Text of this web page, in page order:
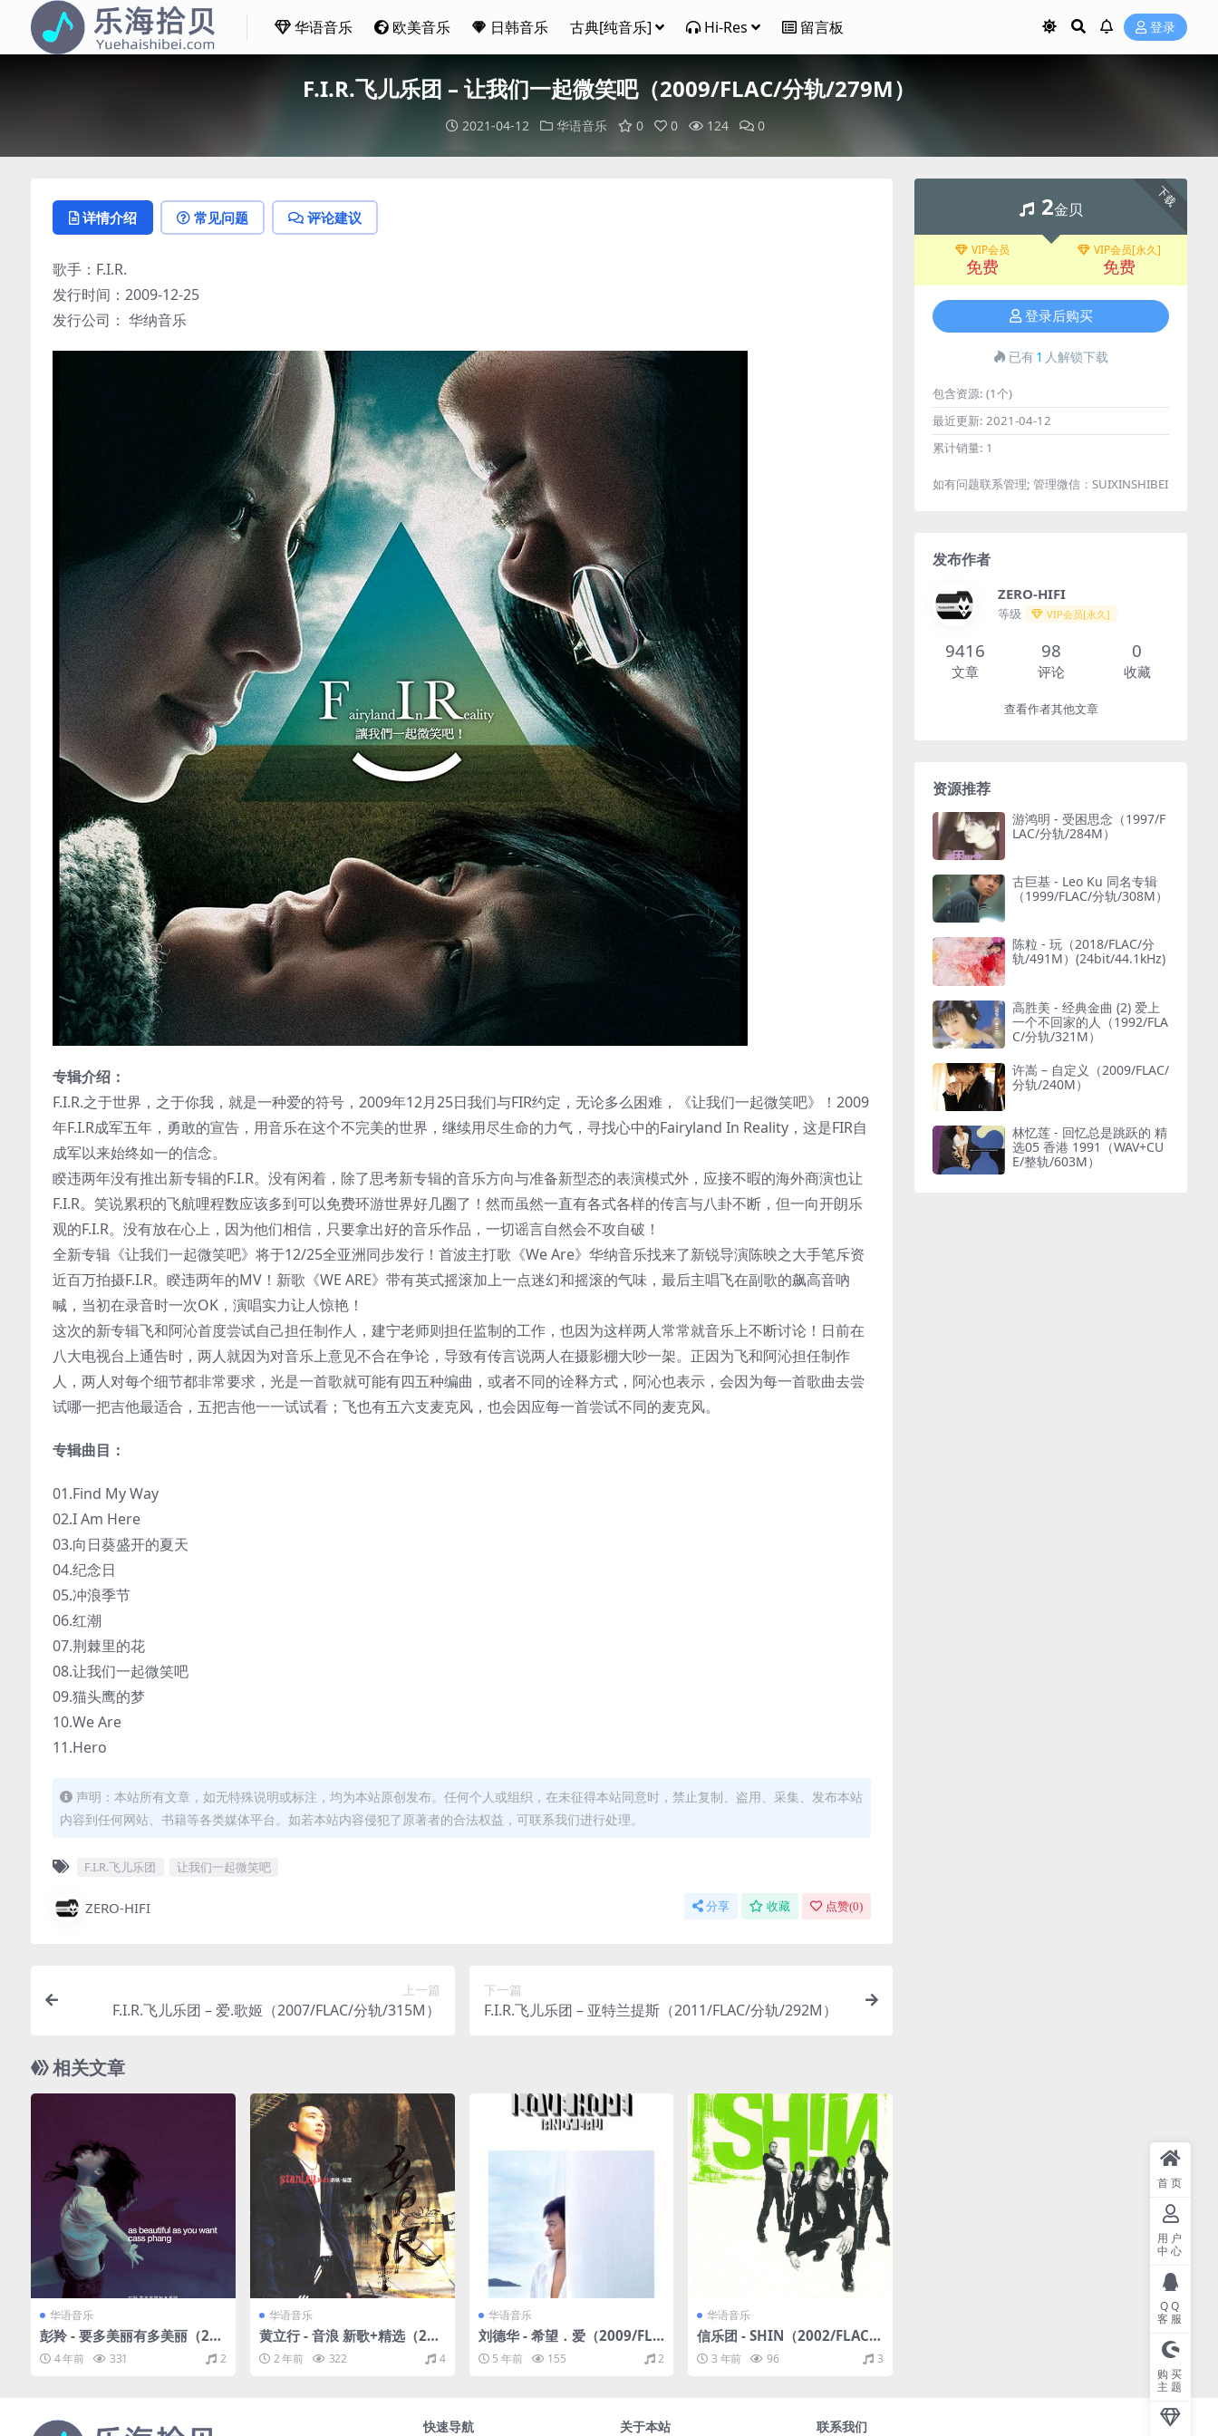
华语音乐 欧美音乐 日韩音乐 古典[纯音乐] Hi-Res 留言板 登录
F.I.R.飞儿乐团 – 让我们一起微笑吧（2009/FLAC/分轨/279M）
2021-04-12 华语音乐 0 0 124 0
详情介绍 常见问题 评论建议
歌手：F.I.R.
发行时间：2009-12-25
发行公司： 华纳音乐
专辑介绍：
F.I.R.之于世界，之于你我，就是一种爱的符号，2009年12月25日我们与FIR约定，无论多么困难，《让我们一起微笑吧》！2009
年F.I.R成军五年，勇敢的宣告，用音乐在这个不完美的世界，继续用尽生命的力气，寻找心中的Fairyland In Reality，这是FIR自
成军以来始终如一的信念。
睽违两年没有推出新专辑的F.I.R。没有闲着，除了思考新专辑的音乐方向与准备新型态的表演模式外，应接不暇的海外商演也让
F.I.R。笑说累积的飞航哩程数应该多到可以免费环游世界好几圈了！然而虽然一直有各式各样的传言与八卦不断，但一向开朗乐
观的F.I.R。没有放在心上，因为他们相信，只要拿出好的音乐作品，一切谣言自然会不攻自破！
全新专辑《让我们一起微笑吧》将于12/25全亚洲同步发行！首波主打歌《We Are》华纳音乐找来了新锐导演陈映之大手笔斥资
近百万拍摄F.I.R。睽违两年的MV！新歌《WE ARE》带有英式摇滚加上一点迷幻和摇滚的气味，最后主唱飞在副歌的飙高音吶
喊，当初在录音时一次OK，演唱实力让人惊艳！
这次的新专辑飞和阿沁首度尝试自己担任制作人，建宁老师则担任监制的工作，也因为这样两人常常就音乐上不断讨论！日前在
八大电视台上通告时，两人就因为对音乐上意见不合在争论，导致有传言说两人在摄影棚大吵一架。正因为飞和阿沁担任制作
人，两人对每个细节都非常要求，光是一首歌就可能有四五种编曲，或者不同的诠释方式，阿沁也表示，会因为每一首歌曲去尝
试哪一把吉他最适合，五把吉他一一试试看；飞也有五六支麦克风，也会因应每一首尝试不同的麦克风。
专辑曲目：
01.Find My Way
02.I Am Here
03.向日葵盛开的夏天
04.纪念日
05.冲浪季节
06.红潮
07.荆棘里的花
08.让我们一起微笑吧
09.猫头鹰的梦
10.We Are
11.Hero
声明：本站所有文章，如无特殊说明或标注，均为本站原创发布。任何个人或组织，在未征得本站同意时，禁止复制、盗用、采集、发布本站
内容到任何网站、书籍等各类媒体平台。如若本站内容侵犯了原著者的合法权益，可联系我们进行处理。
F.I.R.飞儿乐团 让我们一起微笑吧
ZERO-HIFI 分享 收藏 点赞(0)
上一篇
F.I.R.飞儿乐团 – 爱.歌姬（2007/FLAC/分轨/315M）
下一篇
F.I.R.飞儿乐团 – 亚特兰提斯（2011/FLAC/分轨/292M）
相关文章
华语音乐
彭羚 - 要多美丽有多美丽（200
0/FLAC/分轨/272M）
4 年前 331 2
华语音乐
黄立行 - 音浪 新歌+精选（200
3/FLAC/分轨/573M）
2 年前 322 4
华语音乐
刘德华 - 希望．爱（2009/FLA
C/分轨/339M）
5 年前 155 2
华语音乐
信乐团 - SHIN（2002/FLAC/
分轨/327M）
3 年前 96 3
下载
2金贝
VIP会员
免费
VIP会员[永久]
免费
登录后购买
已有1 人解锁下载
包含资源: (1个)
最近更新: 2021-04-12
累计销量: 1
如有问题联系管理; 管理微信：SUIXINSHIBEI
发布作者
ZERO-HIFI
等级 VIP会员[永久]
9416
文章
98
评论
0
收藏
查看作者其他文章
资源推荐
游鸿明 - 受困思念（1997/F
LAC/分轨/284M）
古巨基 - Leo Ku 同名专辑
（1999/FLAC/分轨/308M）
陈粒 - 玩（2018/FLAC/分
轨/491M）(24bit/44.1kHz)
高胜美 - 经典金曲 (2) 爱上
一个不回家的人（1992/FLA
C/分轨/321M）
许嵩 – 自定义（2009/FLAC/
分轨/240M）
林忆莲 - 回忆总是跳跃的 精
选05 香港 1991（WAV+CU
E/整轨/603M）
快速导航 关于本站 联系我们
首页
用户
中心
QQ
客服
购买
主题